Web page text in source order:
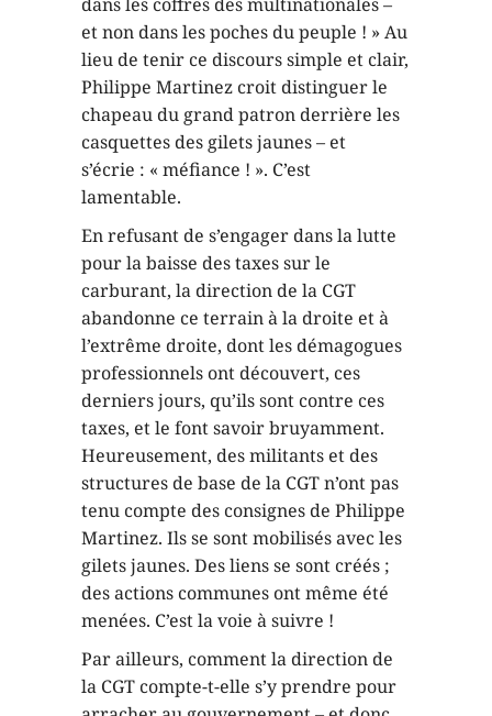
et non dans les poches du peuple ! » Au
lieu de tenir ce discours simple et clair,
Philippe Martinez croit distinguer le
chapeau du grand patron derrière les
casquettes des gilets jaunes – et
s’écrie : « méfiance ! ». C’est
lamentable.
En refusant de s’engager dans la lutte
pour la baisse des taxes sur le
carburant, la direction de la CGT
abandonne ce terrain à la droite et à
l’extrême droite, dont les démagogues
professionnels ont découvert, ces
derniers jours, qu’ils sont contre ces
taxes, et le font savoir bruyamment.
Heureusement, des militants et des
structures de base de la CGT n’ont pas
tenu compte des consignes de Philippe
Martinez. Ils se sont mobilisés avec les
gilets jaunes. Des liens se sont créés ;
des actions communes ont même été
menées. C’est la voie à suivre !
Par ailleurs, comment la direction de
la CGT compte-t-elle s’y prendre pour